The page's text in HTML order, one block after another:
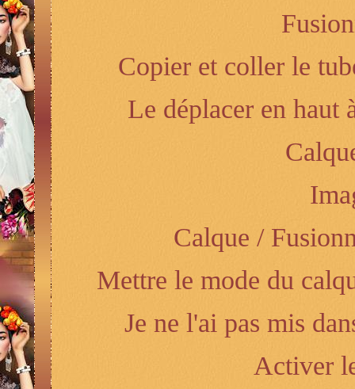
Copier et coller le
Le déplacer en haut
Calque /
Mettre le mode du
Je ne l'ai pas mis
Activer